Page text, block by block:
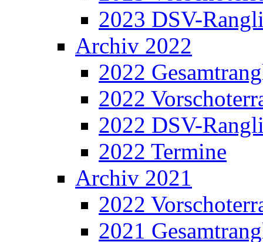
2023 DSV-
Archiv 2022
2022
2022
2022 DSV-
2022 Termine
Archiv 2021
2022
2021